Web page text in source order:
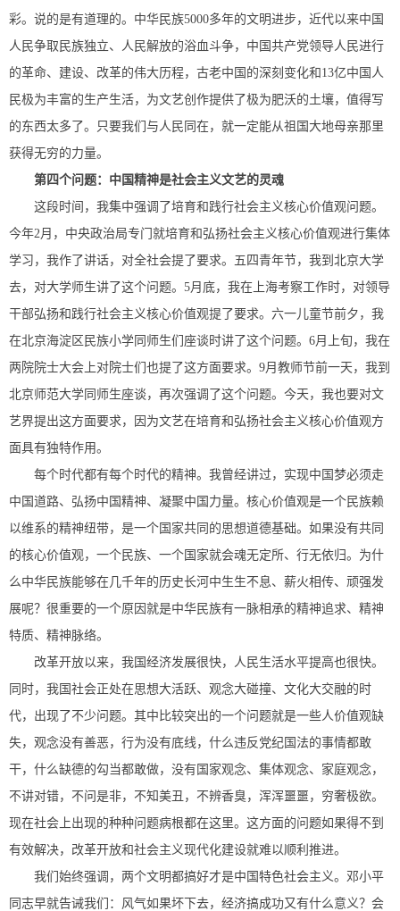
彩。说的是有道理的。中华民族5000多年的文明进步，近代以来中国
人民争取民族独立、人民解放的浴血斗争，中国共产党领导人民进行
的革命、建设、改革的伟大历程，古老中国的深刻变化和13亿中国人
民极为丰富的生产生活，为文艺创作提供了极为肥沃的土壤，值得写
的东西太多了。只要我们与人民同在，就一定能从祖国大地母亲那里
获得无穷的力量。
第四个问题：中国精神是社会主义文艺的灵魂
这段时间，我集中强调了培育和践行社会主义核心价值观问题。
今年2月，中央政治局专门就培育和弘扬社会主义核心价值观进行集体
学习，我作了讲话，对全社会提了要求。五四青年节，我到北京大学
去，对大学师生讲了这个问题。5月底，我在上海考察工作时，对领导
干部弘扬和践行社会主义核心价值观提了要求。六一儿童节前夕，我
在北京海淀区民族小学同师生们座谈时讲了这个问题。6月上旬，我在
两院院士大会上对院士们也提了这方面要求。9月教师节前一天，我到
北京师范大学同师生座谈，再次强调了这个问题。今天，我也要对文
艺界提出这方面要求，因为文艺在培育和弘扬社会主义核心价值观方
面具有独特作用。
每个时代都有每个时代的精神。我曾经讲过，实现中国梦必须走
中国道路、弘扬中国精神、凝聚中国力量。核心价值观是一个民族赖
以维系的精神纽带，是一个国家共同的思想道德基础。如果没有共同
的核心价值观，一个民族、一个国家就会魂无定所、行无依归。为什
么中华民族能够在几千年的历史长河中生生不息、薪火相传、顽强发
展呢？很重要的一个原因就是中华民族有一脉相承的精神追求、精神
特质、精神脉络。
改革开放以来，我国经济发展很快，人民生活水平提高也很快。
同时，我国社会正处在思想大活跃、观念大碰撞、文化大交融的时
代，出现了不少问题。其中比较突出的一个问题就是一些人价值观缺
失，观念没有善恶，行为没有底线，什么违反党纪国法的事情都敢
干，什么缺德的勾当都敢做，没有国家观念、集体观念、家庭观念，
不讲对错，不问是非，不知美丑，不辨香臭，浑浑噩噩，穷奢极欲。
现在社会上出现的种种问题病根都在这里。这方面的问题如果得不到
有效解决，改革开放和社会主义现代化建设就难以顺利推进。
我们始终强调，两个文明都搞好才是中国特色社会主义。邓小平
同志早就告诫我们：风气如果坏下去，经济搞成功又有什么意义？会